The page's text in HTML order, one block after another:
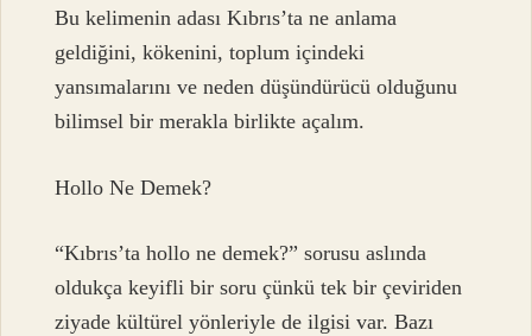
Bu kelimenin adası Kıbrıs’ta ne anlama
geldiğini, kökenini, toplum içindeki
yansımalarını ve neden düşündürücü olduğunu
bilimsel bir merakla birlikte açalım.
Hollo Ne Demek?
“Kıbrıs’ta hollo ne demek?” sorusu aslında
oldukça keyifli bir soru çünkü tek bir çeviriden
ziyade kültürel yönleriyle de ilgisi var. Bazı